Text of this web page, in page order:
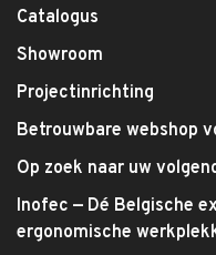
Catalogus
Showroom
Projectinrichting
Betrouwbare webshop
Op zoek naar uw
Inofec — Dé Belgische
ergonomische